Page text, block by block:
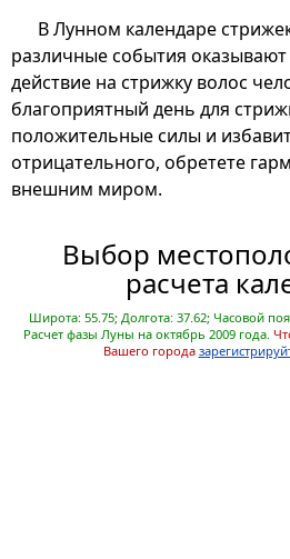
В Лунном календаре
различные события
действие на стрижку волос
благоприятный день для
положительные силы и
отрицательного, обретете
внешним миром.
Выбор
расчета
Широта: 55.75; Долгота: 37.62; Часовой
Расчет фазы Луны на октябрь 2009 года.
Вашего города